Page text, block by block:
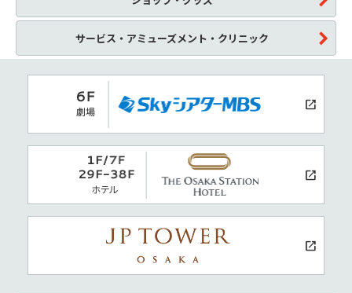
サービス・アミューズメント・クリニック